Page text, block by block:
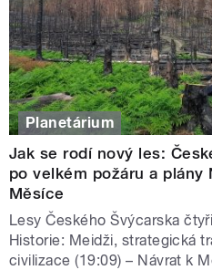
Planetárium
Jak se rodí nový les:
po velkém požáru a plány
Měsíce
Lesy Českého Švýcarska
Historie: Meidži, strategická
civilizace (19:09) – Návrat k